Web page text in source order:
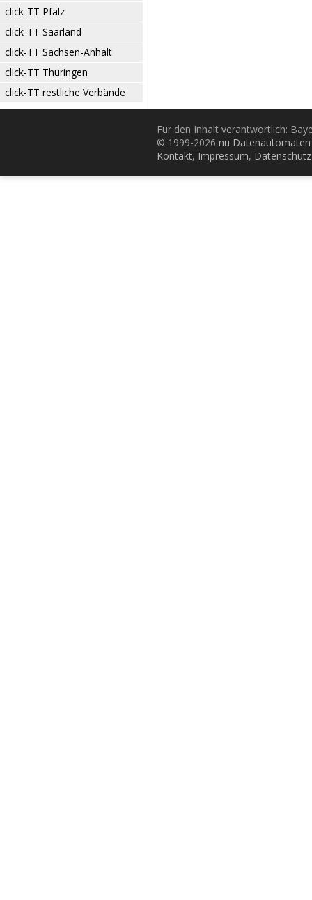
click-TT Pfalz
click-TT Saarland
click-TT Sachsen-Anhalt
click-TT Thüringen
click-TT restliche Verbände
Für den Inhalt verantwortlich:
© 1999-2026 nu
Kontakt, Impressum, Datenschutz